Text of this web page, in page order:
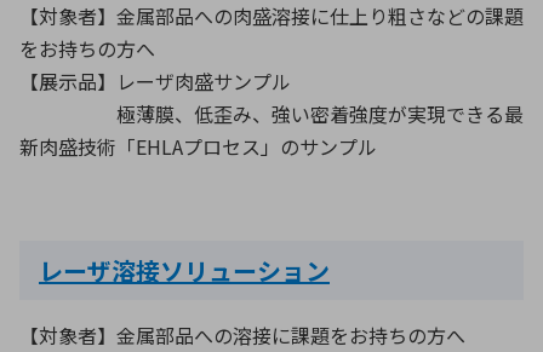
【対象者】金属部品への肉盛溶接に仕上り粗さなどの課題
をお持ちの方へ
【展示品】レーザ肉盛サンプル
極薄膜、低歪み、強い密着強度が実現できる最
新肉盛技術「EHLAプロセス」のサンプル
レーザ溶接ソリューション
【対象者】金属部品への溶接に課題をお持ちの方へ